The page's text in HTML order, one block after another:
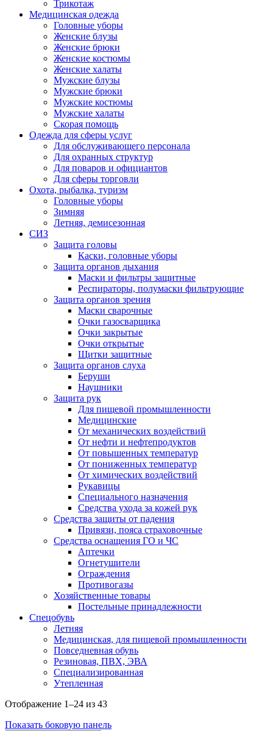
Трикотаж
Медицинская одежда
Головные уборы
Женские блузы
Женские брюки
Женские костюмы
Женские халаты
Мужские блузы
Мужские брюки
Мужские костюмы
Мужские халаты
Скорая помощь
Одежда для сферы услуг
Для обслуживающего персонала
Для охранных структур
Для поваров и официантов
Для сферы торговли
Охота, рыбалка, туризм
Головные уборы
Зимняя
Летняя, демисезонная
СИЗ
Защита головы
Каски, головные уборы
Защита органов дыхания
Маски и фильтры защитные
Респираторы, полумаски фильтрующие
Защита органов зрения
Маски сварочные
Очки газосварщика
Очки закрытые
Очки открытые
Щитки защитные
Защита органов слуха
Беруши
Наушники
Защита рук
Для пищевой промышленности
Медицинские
От механических воздействий
От нефти и нефтепродуктов
От повышенных температур
От пониженных температур
От химических воздействий
Рукавицы
Специального назначения
Средства ухода за кожей рук
Средства защиты от падения
Привязи, пояса страховочные
Средства оснащения ГО и ЧС
Аптечки
Огнетушители
Ограждения
Противогазы
Хозяйственные товары
Постельные принадлежности
Спецобувь
Летняя
Медицинская, для пищевой промышленности
Повседневная обувь
Резиновая, ПВХ, ЭВА
Специализированная
Утепленная
Отображение 1–24 из 43
Показать боковую панель